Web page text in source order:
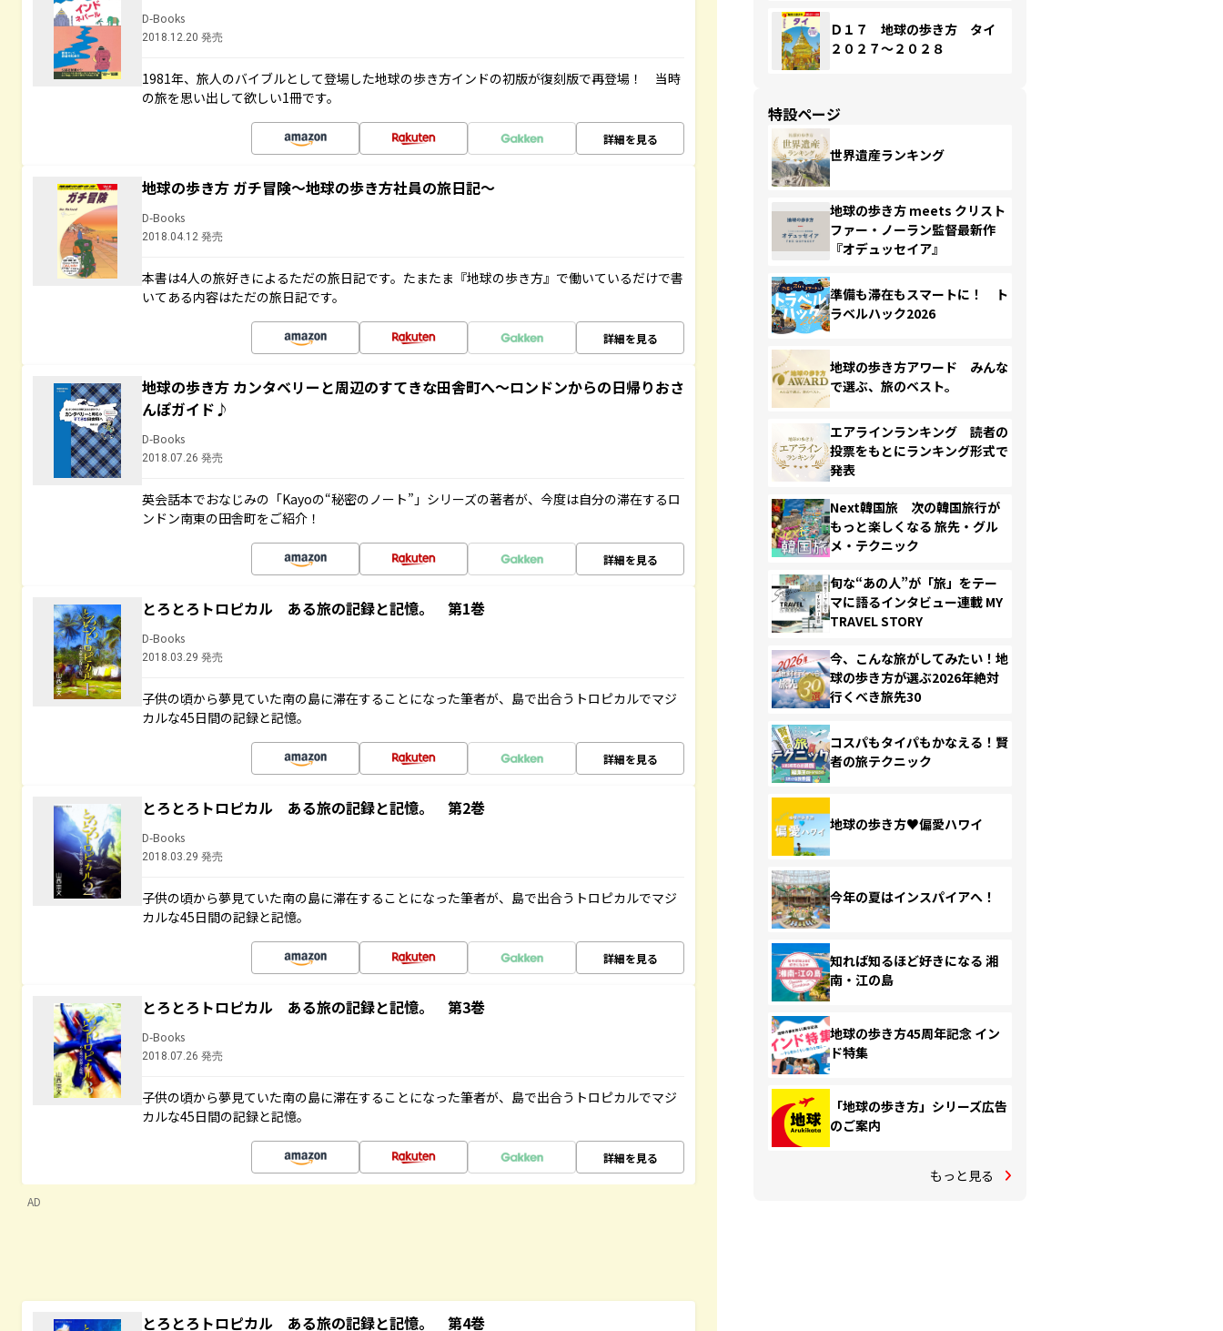
D-Books
2018.12.20 発売
1981年、旅人のバイブルとして登場した地球の歩き方インドの初版が復刻版で再登場！ 当時
の旅を思い出して欲しい1冊です。
詳細を見る
地球の歩き方 ガチ冒険～地球の歩き方社員の旅日記～
D-Books
2018.04.12 発売
本書は4人の旅好きによるただの旅日記です。たまたま『地球の歩き方』で働いているだけで書
いてある内容はただの旅日記です。
詳細を見る
地球の歩き方 カンタベリーと周辺のすてきな田舎町へ～ロンドンからの日帰りおさ
んぽガイド♪
D-Books
2018.07.26 発売
英会話本でおなじみの「Kayoの“秘密のノート”」シリーズの著者が、今度は自分の滞在するロ
ンドン南東の田舎町をご紹介！
詳細を見る
とろとろトロピカル ある旅の記録と記憶。 第1巻
D-Books
2018.03.29 発売
子供の頃から夢見ていた南の島に滞在することになった筆者が、島で出合うトロピカルでマジ
カルな45日間の記録と記憶。
詳細を見る
とろとろトロピカル ある旅の記録と記憶。 第2巻
D-Books
2018.03.29 発売
子供の頃から夢見ていた南の島に滞在することになった筆者が、島で出合うトロピカルでマジ
カルな45日間の記録と記憶。
詳細を見る
とろとろトロピカル ある旅の記録と記憶。 第3巻
D-Books
2018.07.26 発売
子供の頃から夢見ていた南の島に滞在することになった筆者が、島で出合うトロピカルでマジ
カルな45日間の記録と記憶。
詳細を見る
AD
とろとろトロピカル ある旅の記録と記憶。 第4巻
Ｄ１７ 地球の歩き方 タイ
２０２７～２０２８
特設ページ
世界遺産ランキング
地球の歩き方 meets クリスト
ファー・ノーラン監督最新作
『オデュッセイア』
準備も滞在もスマートに！ ト
ラベルハック2026
地球の歩き方アワード みんな
で選ぶ、旅のベスト。
エアラインランキング 読者の
投票をもとにランキング形式で
発表
Next韓国旅 次の韓国旅行が
もっと楽しくなる 旅先・グル
メ・テクニック
旬な“あの人”が「旅」をテー
マに語るインタビュー連載 MY
TRAVEL STORY
今、こんな旅がしてみたい！地
球の歩き方が選ぶ2026年絶対
行くべき旅先30
コスパもタイパもかなえる！賢
者の旅テクニック
地球の歩き方♥偏愛ハワイ
今年の夏はインスパイアへ！
知れば知るほど好きになる 湘
南・江の島
地球の歩き方45周年記念 イン
ド特集
「地球の歩き方」シリーズ広告
のご案内
もっと見る